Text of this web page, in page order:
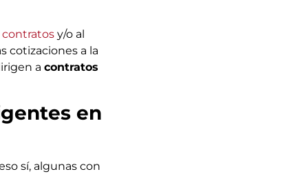
y/o al
cotizaciones a la
a contratos
en
sí, algunas con